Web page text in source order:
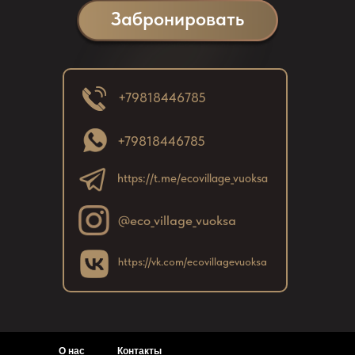
https://vk.com/ecovillagevuoksa
+79818446785
+79818446785
https://t.me/ecovillage_vuoksa
@eco_village_vuoksa
Забронировать
О нас Контакты